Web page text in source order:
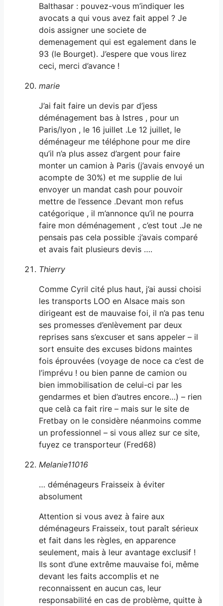
Balthasar : pouvez-vous m’indiquer les
avocats a qui vous avez fait appel ? Je
dois assigner une societe de
demenagement qui est egalement dans le
93 (le Bourget). J’espere que vous lirez
ceci, merci d’avance !
marie
J’ai fait faire un devis par d’jess
déménagement bas à Istres , pour un
Paris/lyon , le 16 juillet .Le 12 juillet, le
déménageur me téléphone pour me dire
qu’il n’a plus assez d’argent pour faire
monter un camion à Paris (j’avais envoyé un
acompte de 30%) et me supplie de lui
envoyer un mandat cash pour pouvoir
mettre de l’essence .Devant mon refus
catégorique , il m’annonce qu’il ne pourra
faire mon déménagement , c’est tout .Je ne
pensais pas cela possible :j’avais comparé
et avais fait plusieurs devis ….
Thierry
Comme Cyril cité plus haut, j’ai aussi choisi
les transports LOO en Alsace mais son
dirigeant est de mauvaise foi, il n’a pas tenu
ses promesses d’enlèvement par deux
reprises sans s’excuser et sans appeler – il
sort ensuite des excuses bidons maintes
fois éprouvées (voyage de noce ca c’est de
l’imprévu ! ou bien panne de camion ou
bien immobilisation de celui-ci par les
gendarmes et bien d’autres encore…) – rien
que celà ca fait rire – mais sur le site de
Fretbay on le considère néanmoins comme
un professionnel – si vous allez sur ce site,
fuyez ce transporteur (Fred68)
Melanie11016
… déménageurs Fraisseix à éviter
absolument
Attention si vous avez à faire aux
déménageurs Fraisseix, tout paraît sérieux
et fait dans les règles, en apparence
seulement, mais à leur avantage exclusif !
Ils sont d’une extrême mauvaise foi, même
devant les faits accomplis et ne
reconnaissent en aucun cas, leur
responsabilité en cas de problème, quitte à